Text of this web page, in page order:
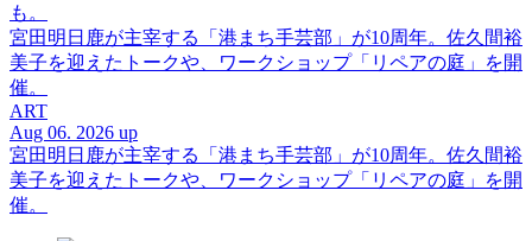
も。
宮田明日鹿が主宰する「港まち手芸部」が10周年。佐久間裕
美子を迎えたトークや、ワークショップ「リペアの庭」を開
催。
ART
Aug 06. 2026 up
宮田明日鹿が主宰する「港まち手芸部」が10周年。佐久間裕
美子を迎えたトークや、ワークショップ「リペアの庭」を開
催。